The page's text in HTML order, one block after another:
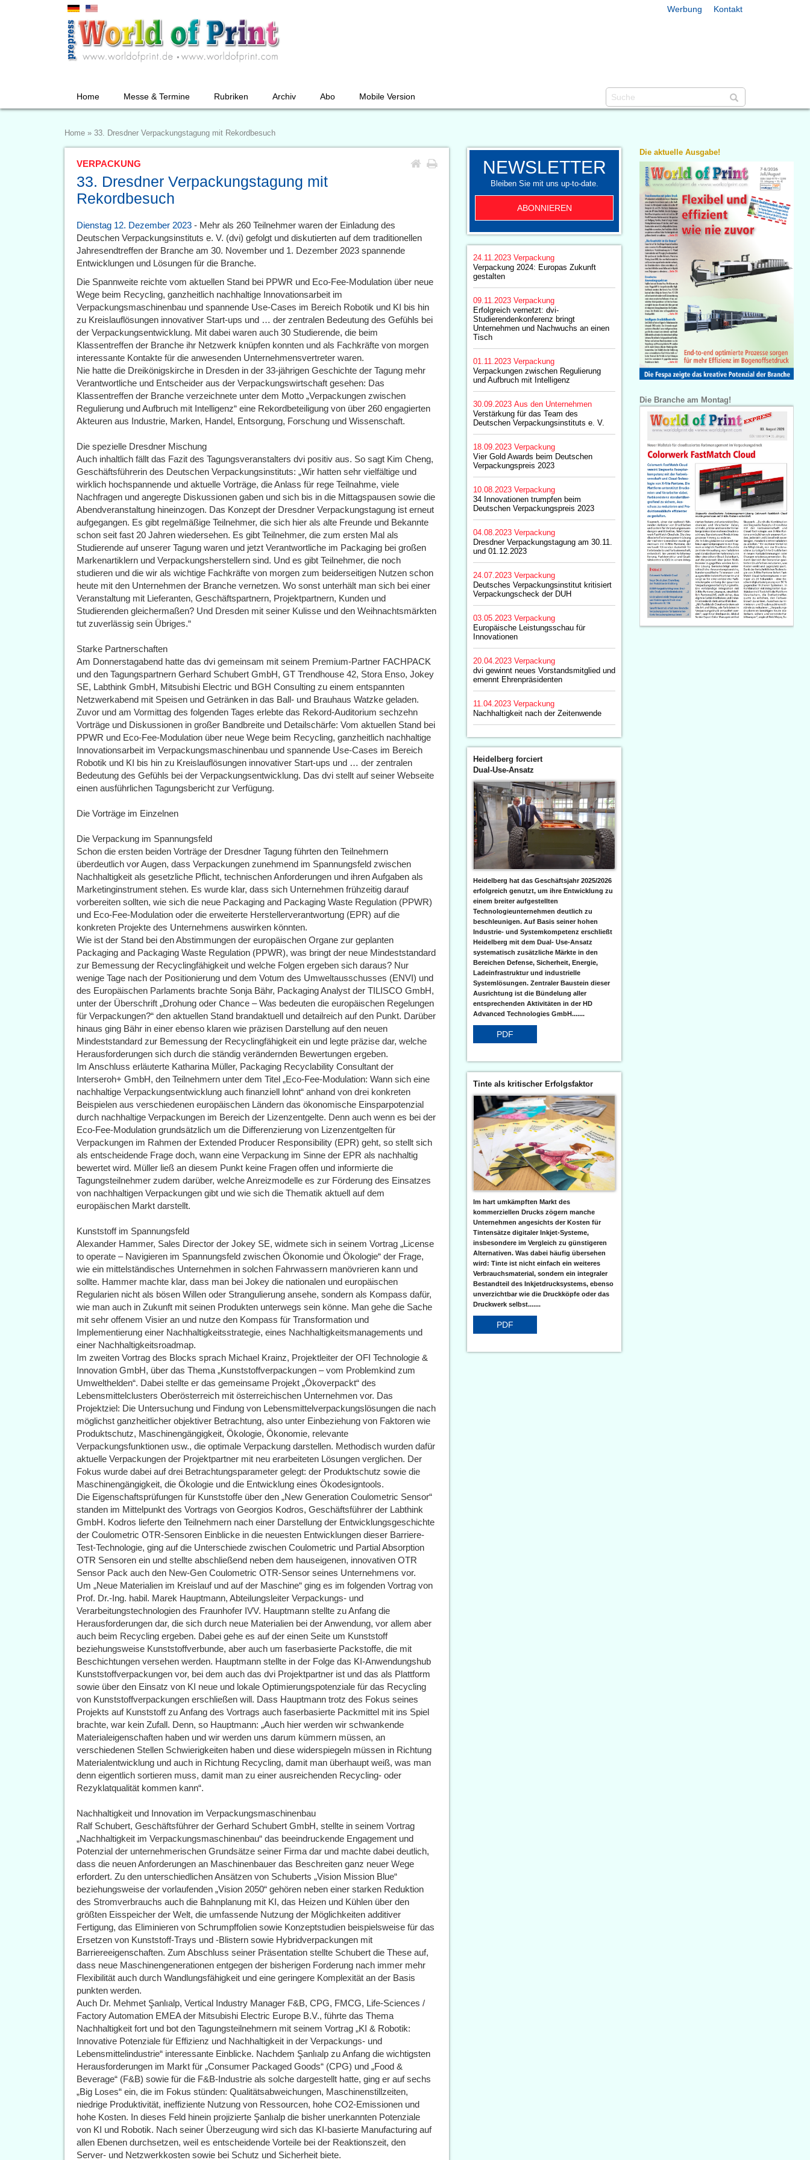
Werbung Kontakt
Home Messe & Termine Rubriken Archiv Abo Mobile Version
Home » 33. Dresdner Verpackungstagung mit Rekordbesuch
VERPACKUNG
33. Dresdner Verpackungstagung mit
Rekordbesuch
Dienstag 12. Dezember 2023 - Mehr als 260 Teilnehmer waren der Einladung des
Deutschen Verpackungsinstituts e. V. (dvi) gefolgt und diskutierten auf dem traditionellen
Jahresendtreffen der Branche am 30. November und 1. Dezember 2023 spannende
Entwicklungen und Lösungen für die Branche.
Die Spannweite reichte vom aktuellen Stand bei PPWR und Eco-Fee-Modulation über neue
Wege beim Recycling, ganzheitlich nachhaltige Innovationsarbeit im
Verpackungsmaschinenbau und spannende Use-Cases im Bereich Robotik und KI bis hin
zu Kreislauflösungen innovativer Start-ups und … der zentralen Bedeutung des Gefühls bei
der Verpackungsentwicklung. Mit dabei waren auch 30 Studierende, die beim
Klassentreffen der Branche ihr Netzwerk knüpfen konnten und als Fachkräfte von morgen
interessante Kontakte für die anwesenden Unternehmensvertreter waren.
Nie hatte die Dreikönigskirche in Dresden in der 33-jährigen Geschichte der Tagung mehr
Verantwortliche und Entscheider aus der Verpackungswirtschaft gesehen: Das
Klassentreffen der Branche verzeichnete unter dem Motto „Verpackungen zwischen
Regulierung und Aufbruch mit Intelligenz“ eine Rekordbeteiligung von über 260 engagierten
Akteuren aus Industrie, Marken, Handel, Entsorgung, Forschung und Wissenschaft.
Die spezielle Dresdner Mischung
Auch inhaltlich fällt das Fazit des Tagungsveranstalters dvi positiv aus. So sagt Kim Cheng,
Geschäftsführerin des Deutschen Verpackungsinstituts: „Wir hatten sehr vielfältige und
wirklich hochspannende und aktuelle Vorträge, die Anlass für rege Teilnahme, viele
Nachfragen und angeregte Diskussionen gaben und sich bis in die Mittagspausen sowie die
Abendveranstaltung hineinzogen. Das Konzept der Dresdner Verpackungstagung ist erneut
aufgegangen. Es gibt regelmäßige Teilnehmer, die sich hier als alte Freunde und Bekannte
schon seit fast 20 Jahren wiedersehen. Es gibt Teilnehmer, die zum ersten Mal als
Studierende auf unserer Tagung waren und jetzt Verantwortliche im Packaging bei großen
Markenartiklern und Verpackungsherstellern sind. Und es gibt Teilnehmer, die noch
studieren und die wir als wichtige Fachkräfte von morgen zum beiderseitigen Nutzen schon
heute mit den Unternehmen der Branche vernetzen. Wo sonst unterhält man sich bei einer
Veranstaltung mit Lieferanten, Geschäftspartnern, Projektpartnern, Kunden und
Studierenden gleichermaßen? Und Dresden mit seiner Kulisse und den Weihnachtsmärkten
tut zuverlässig sein Übriges.“
Starke Partnerschaften
Am Donnerstagabend hatte das dvi gemeinsam mit seinem Premium-Partner FACHPACK
und den Tagungspartnern Gerhard Schubert GmbH, GT Trendhouse 42, Stora Enso, Jokey
SE, Labthink GmbH, Mitsubishi Electric und BGH Consulting zu einem entspannten
Netzwerkabend mit Speisen und Getränken in das Ball- und Brauhaus Watzke geladen.
Zuvor und am Vormittag des folgenden Tages erlebte das Rekord-Auditorium sechzehn
Vorträge und Diskussionen in großer Bandbreite und Detailschärfe: Vom aktuellen Stand bei
PPWR und Eco-Fee-Modulation über neue Wege beim Recycling, ganzheitlich nachhaltige
Innovationsarbeit im Verpackungsmaschinenbau und spannende Use-Cases im Bereich
Robotik und KI bis hin zu Kreislauflösungen innovativer Start-ups und … der zentralen
Bedeutung des Gefühls bei der Verpackungsentwicklung. Das dvi stellt auf seiner Webseite
einen ausführlichen Tagungsbericht zur Verfügung.
Die Vorträge im Einzelnen
Die Verpackung im Spannungsfeld
Schon die ersten beiden Vorträge der Dresdner Tagung führten den Teilnehmern
überdeutlich vor Augen, dass Verpackungen zunehmend im Spannungsfeld zwischen
Nachhaltigkeit als gesetzliche Pflicht, technischen Anforderungen und ihren Aufgaben als
Marketinginstrument stehen. Es wurde klar, dass sich Unternehmen frühzeitig darauf
vorbereiten sollten, wie sich die neue Packaging and Packaging Waste Regulation (PPWR)
und Eco-Fee-Modulation oder die erweiterte Herstellerverantwortung (EPR) auf die
konkreten Projekte des Unternehmens auswirken könnten.
Wie ist der Stand bei den Abstimmungen der europäischen Organe zur geplanten
Packaging and Packaging Waste Regulation (PPWR), was bringt der neue Mindeststandard
zur Bemessung der Recyclingfähigkeit und welche Folgen ergeben sich daraus? Nur
wenige Tage nach der Positionierung und dem Votum des Umweltausschusses (ENVI) und
des Europäischen Parlaments brachte Sonja Bähr, Packaging Analyst der TILISCO GmbH,
unter der Überschrift „Drohung oder Chance – Was bedeuten die europäischen Regelungen
für Verpackungen?“ den aktuellen Stand brandaktuell und detailreich auf den Punkt. Darüber
hinaus ging Bähr in einer ebenso klaren wie präzisen Darstellung auf den neuen
Mindeststandard zur Bemessung der Recyclingfähigkeit ein und legte präzise dar, welche
Herausforderungen sich durch die ständig verändernden Bewertungen ergeben.
Im Anschluss erläuterte Katharina Müller, Packaging Recyclability Consultant der
Interseroh+ GmbH, den Teilnehmern unter dem Titel „Eco-Fee-Modulation: Wann sich eine
nachhaltige Verpackungsentwicklung auch finanziell lohnt“ anhand von drei konkreten
Beispielen aus verschiedenen europäischen Ländern das ökonomische Einsparpotenzial
durch nachhaltige Verpackungen im Bereich der Lizenzentgelte. Denn auch wenn es bei der
Eco-Fee-Modulation grundsätzlich um die Differenzierung von Lizenzentgelten für
Verpackungen im Rahmen der Extended Producer Responsibility (EPR) geht, so stellt sich
als entscheidende Frage doch, wann eine Verpackung im Sinne der EPR als nachhaltig
bewertet wird. Müller ließ an diesem Punkt keine Fragen offen und informierte die
Tagungsteilnehmer zudem darüber, welche Anreizmodelle es zur Förderung des Einsatzes
von nachhaltigen Verpackungen gibt und wie sich die Thematik aktuell auf dem
europäischen Markt darstellt.
Kunststoff im Spannungsfeld
Alexander Hammer, Sales Director der Jokey SE, widmete sich in seinem Vortrag „License
to operate – Navigieren im Spannungsfeld zwischen Ökonomie und Ökologie“ der Frage,
wie ein mittelständisches Unternehmen in solchen Fahrwassern manövrieren kann und
sollte. Hammer machte klar, dass man bei Jokey die nationalen und europäischen
Regularien nicht als bösen Willen oder Strangulierung ansehe, sondern als Kompass dafür,
wie man auch in Zukunft mit seinen Produkten unterwegs sein könne. Man gehe die Sache
mit sehr offenem Visier an und nutze den Kompass für Transformation und
Implementierung einer Nachhaltigkeitsstrategie, eines Nachhaltigkeitsmanagements und
einer Nachhaltigkeitsroadmap.
Im zweiten Vortrag des Blocks sprach Michael Krainz, Projektleiter der OFI Technologie &
Innovation GmbH, über das Thema „Kunststoffverpackungen – vom Problemkind zum
Umwelthelden“. Dabei stellte er das gemeinsame Projekt „Ökoverpackt“ des
Lebensmittelclusters Oberösterreich mit österreichischen Unternehmen vor. Das
Projektziel: Die Untersuchung und Findung von Lebensmittelverpackungslösungen die nach
möglichst ganzheitlicher objektiver Betrachtung, also unter Einbeziehung von Faktoren wie
Produktschutz, Maschinengängigkeit, Ökologie, Ökonomie, relevante
Verpackungsfunktionen usw., die optimale Verpackung darstellen. Methodisch wurden dafür
aktuelle Verpackungen der Projektpartner mit neu erarbeiteten Lösungen verglichen. Der
Fokus wurde dabei auf drei Betrachtungsparameter gelegt: der Produktschutz sowie die
Maschinengängigkeit, die Ökologie und die Entwicklung eines Ökodesigntools.
Die Eigenschaftsprüfungen für Kunststoffe über den „New Generation Coulometric Sensor“
standen im Mittelpunkt des Vortrags von Georgios Kodros, Geschäftsführer der Labthink
GmbH. Kodros lieferte den Teilnehmern nach einer Darstellung der Entwicklungsgeschichte
der Coulometric OTR-Sensoren Einblicke in die neuesten Entwicklungen dieser Barriere-
Test-Technologie, ging auf die Unterschiede zwischen Coulometric und Partial Absorption
OTR Sensoren ein und stellte abschließend neben dem hauseigenen, innovativen OTR
Sensor Pack auch den New-Gen Coulometric OTR-Sensor seines Unternehmens vor.
Um „Neue Materialien im Kreislauf und auf der Maschine“ ging es im folgenden Vortrag von
Prof. Dr.-Ing. habil. Marek Hauptmann, Abteilungsleiter Verpackungs- und
Verarbeitungstechnologien des Fraunhofer IVV. Hauptmann stellte zu Anfang die
Herausforderungen dar, die sich durch neue Materialien bei der Anwendung, vor allem aber
auch beim Recycling ergeben. Dabei gehe es auf der einen Seite um Kunststoff
beziehungsweise Kunststoffverbunde, aber auch um faserbasierte Packstoffe, die mit
Beschichtungen versehen werden. Hauptmann stellte in der Folge das KI-Anwendungshub
Kunststoffverpackungen vor, bei dem auch das dvi Projektpartner ist und das als Plattform
sowie über den Einsatz von KI neue und lokale Optimierungspotenziale für das Recycling
von Kunststoffverpackungen erschließen will. Dass Hauptmann trotz des Fokus seines
Projekts auf Kunststoff zu Anfang des Vortrags auch faserbasierte Packmittel mit ins Spiel
brachte, war kein Zufall. Denn, so Hauptmann: „Auch hier werden wir schwankende
Materialeigenschaften haben und wir werden uns darum kümmern müssen, an
verschiedenen Stellen Schwierigkeiten haben und diese widerspiegeln müssen in Richtung
Materialentwicklung und auch in Richtung Recycling, damit man überhaupt weiß, was man
denn eigentlich sortieren muss, damit man zu einer ausreichenden Recycling- oder
Rezyklatqualität kommen kann“.
Nachhaltigkeit und Innovation im Verpackungsmaschinenbau
Ralf Schubert, Geschäftsführer der Gerhard Schubert GmbH, stellte in seinem Vortrag
„Nachhaltigkeit im Verpackungsmaschinenbau“ das beeindruckende Engagement und
Potenzial der unternehmerischen Grundsätze seiner Firma dar und machte dabei deutlich,
dass die neuen Anforderungen an Maschinenbauer das Beschreiten ganz neuer Wege
erfordert. Zu den unterschiedlichen Ansätzen von Schuberts „Vision Mission Blue“
beziehungsweise der vorlaufenden „Vision 2050“ gehören neben einer starken Reduktion
des Stromverbrauchs auch die Bahnplanung mit KI, das Heizen und Kühlen über den
größten Eisspeicher der Welt, die umfassende Nutzung der Möglichkeiten additiver
Fertigung, das Eliminieren von Schrumpffolien sowie Konzeptstudien beispielsweise für das
Ersetzen von Kunststoff-Trays und -Blistern sowie Hybridverpackungen mit
Barriereeigenschaften. Zum Abschluss seiner Präsentation stellte Schubert die These auf,
dass neue Maschinengenerationen entgegen der bisherigen Forderung nach immer mehr
Flexibilität auch durch Wandlungsfähigkeit und eine geringere Komplexität an der Basis
punkten werden.
Auch Dr. Mehmet Şanlıalp, Vertical Industry Manager F&B, CPG, FMCG, Life-Sciences /
Factory Automation EMEA der Mitsubishi Electric Europe B.V., führte das Thema
Nachhaltigkeit fort und bot den Tagungsteilnehmern mit seinem Vortrag „KI & Robotik:
Innovative Potenziale für Effizienz und Nachhaltigkeit in der Verpackungs- und
Lebensmittelindustrie“ interessante Einblicke. Nachdem Şanlıalp zu Anfang die wichtigsten
Herausforderungen im Markt für „Consumer Packaged Goods“ (CPG) und „Food &
Beverage“ (F&B) sowie für die F&B-Industrie als solche dargestellt hatte, ging er auf sechs
„Big Loses“ ein, die im Fokus stünden: Qualitätsabweichungen, Maschinenstillzeiten,
niedrige Produktivität, ineffiziente Nutzung von Ressourcen, hohe CO2-Emissionen und
hohe Kosten. In dieses Feld hinein projizierte Şanlıalp die bisher unerkannten Potenziale
von KI und Robotik. Nach seiner Überzeugung wird sich das KI-basierte Manufacturing auf
allen Ebenen durchsetzen, weil es entscheidende Vorteile bei der Reaktionszeit, den
Server- und Netzwerkkosten sowie bei Schutz und Sicherheit biete.
NEWSLETTER
Bleiben Sie mit uns up-to-date.
ABONNIEREN
24.11.2023 Verpackung
Verpackung 2024: Europas Zukunft
gestalten
09.11.2023 Verpackung
Erfolgreich vernetzt: dvi-
Studierendenkonferenz bringt
Unternehmen und Nachwuchs an einen
Tisch
01.11.2023 Verpackung
Verpackungen zwischen Regulierung
und Aufbruch mit Intelligenz
30.09.2023 Aus den Unternehmen
Verstärkung für das Team des
Deutschen Verpackungsinstituts e. V.
18.09.2023 Verpackung
Vier Gold Awards beim Deutschen
Verpackungspreis 2023
10.08.2023 Verpackung
34 Innovationen trumpfen beim
Deutschen Verpackungspreis 2023
04.08.2023 Verpackung
Dresdner Verpackungstagung am 30.11.
und 01.12.2023
24.07.2023 Verpackung
Deutsches Verpackungsinstitut kritisiert
Verpackungscheck der DUH
03.05.2023 Verpackung
Europäische Leistungsschau für
Innovationen
20.04.2023 Verpackung
dvi gewinnt neues Vorstandsmitglied und
ernennt Ehrenpräsidenten
11.04.2023 Verpackung
Nachhaltigkeit nach der Zeitenwende
Heidelberg forciert
Dual-Use-Ansatz
Heidelberg hat das Geschäftsjahr 2025/2026
erfolgreich genutzt, um ihre Entwicklung zu
einem breiter aufgestellten
Technologieunternehmen deutlich zu
beschleunigen. Auf Basis seiner hohen
Industrie- und Systemkompetenz erschließt
Heidelberg mit dem Dual- Use-Ansatz
systematisch zusätzliche Märkte in den
Bereichen Defense, Sicherheit, Energie,
Ladeinfrastruktur und industrielle
Systemlösungen. Zentraler Baustein dieser
Ausrichtung ist die Bündelung aller
entsprechenden Aktivitäten in der HD
Advanced Technologies GmbH.......
PDF
Tinte als kritischer Erfolgsfaktor
Im hart umkämpften Markt des
kommerziellen Drucks zögern manche
Unternehmen angesichts der Kosten für
Tintensätze digitaler Inkjet-Systeme,
insbesondere im Vergleich zu günstigeren
Alternativen. Was dabei häufig übersehen
wird: Tinte ist nicht einfach ein weiteres
Verbrauchsmaterial, sondern ein integraler
Bestandteil des Inkjetdrucksystems, ebenso
unverzichtbar wie die Druckköpfe oder das
Druckwerk selbst.......
PDF
Die aktuelle Ausgabe!
Die Branche am Montag!